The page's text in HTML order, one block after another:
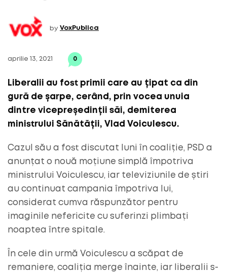
by VoxPublica
aprilie 13, 2021 0
Liberalii au fost primii care au țipat ca din
gură de șarpe, cerând, prin vocea unuia
dintre vicepreședinții săi, demiterea
ministrului Sănătății, Vlad Voiculescu.
Cazul său a fost discutat luni în coaliție, PSD a
anunțat o nouă moțiune simplă împotriva
ministrului Voiculescu, iar televiziunile de știri
au continuat campania împotriva lui,
considerat cumva răspunzător pentru
imaginile nefericite cu suferinzi plimbați
noaptea între spitale.
În cele din urmă Voiculescu a scăpat de
remaniere, coaliția merge înainte, iar liberalii s-